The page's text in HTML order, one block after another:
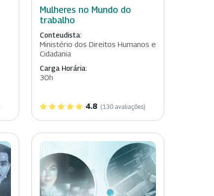
Mulheres no Mundo do
trabalho
Conteudista:
Ministério dos Direitos Humanos e
Cidadania
Carga Horária:
30h
4.8 (130 avaliações)